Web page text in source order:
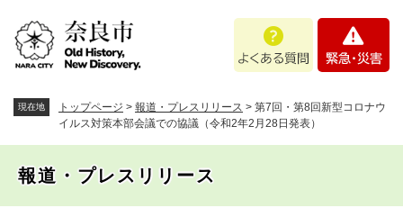
あ
問
・
現在地 トップページ > 報道・プレスリリース > 第7回・第8回新型コロナウ
イルス対策本部会議での協議（令和2年2月28日発表）
報道・プレスリリース